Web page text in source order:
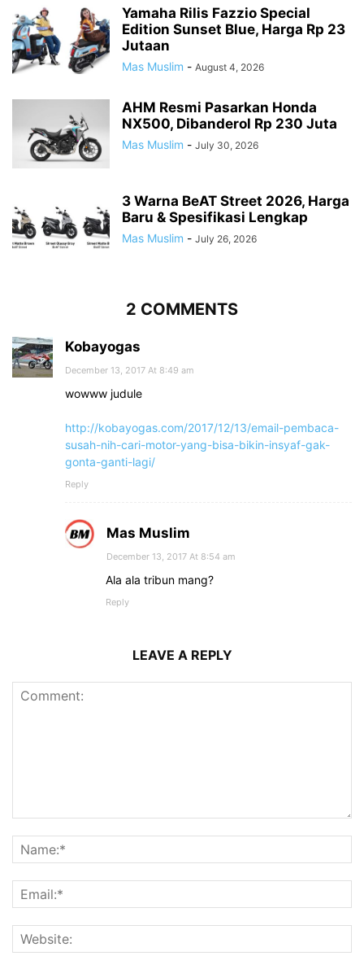
Yamaha Rilis Fazzio Special
Edition Sunset Blue, Harga Rp 23
Jutaan
Mas Muslim - August 4, 2026
AHM Resmi Pasarkan Honda
NX500, Dibanderol Rp 230 Juta
Mas Muslim - July 30, 2026
3 Warna BeAT Street 2026, Harga
Baru & Spesifikasi Lengkap
Mas Muslim - July 26, 2026
2 COMMENTS
Kobayogas
December 13, 2017 At 8:49 am
wowww judule
http://kobayogas.com/2017/12/13/email-pembaca-
susah-nih-cari-motor-yang-bisa-bikin-insyaf-gak-
gonta-ganti-lagi/
Reply
Mas Muslim
December 13, 2017 At 8:54 am
Ala ala tribun mang?
Reply
LEAVE A REPLY